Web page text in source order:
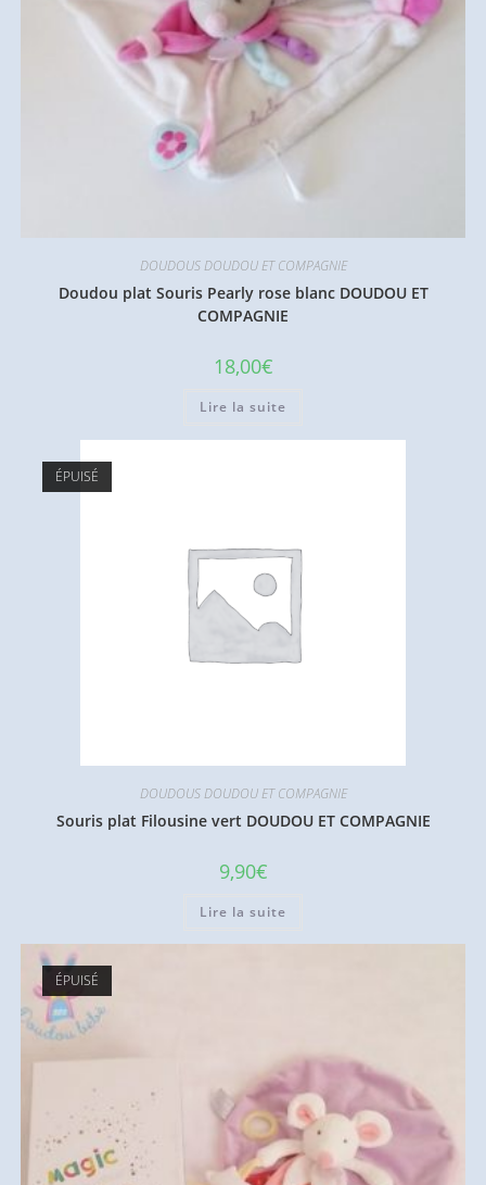
DOUDOUS DOUDOU ET COMPAGNIE
Doudou plat Souris Pearly rose blanc DOUDOU ET
COMPAGNIE
18,00€
Lire la suite
ÉPUISÉ
DOUDOUS DOUDOU ET COMPAGNIE
Souris plat Filousine vert DOUDOU ET COMPAGNIE
9,90€
Lire la suite
ÉPUISÉ